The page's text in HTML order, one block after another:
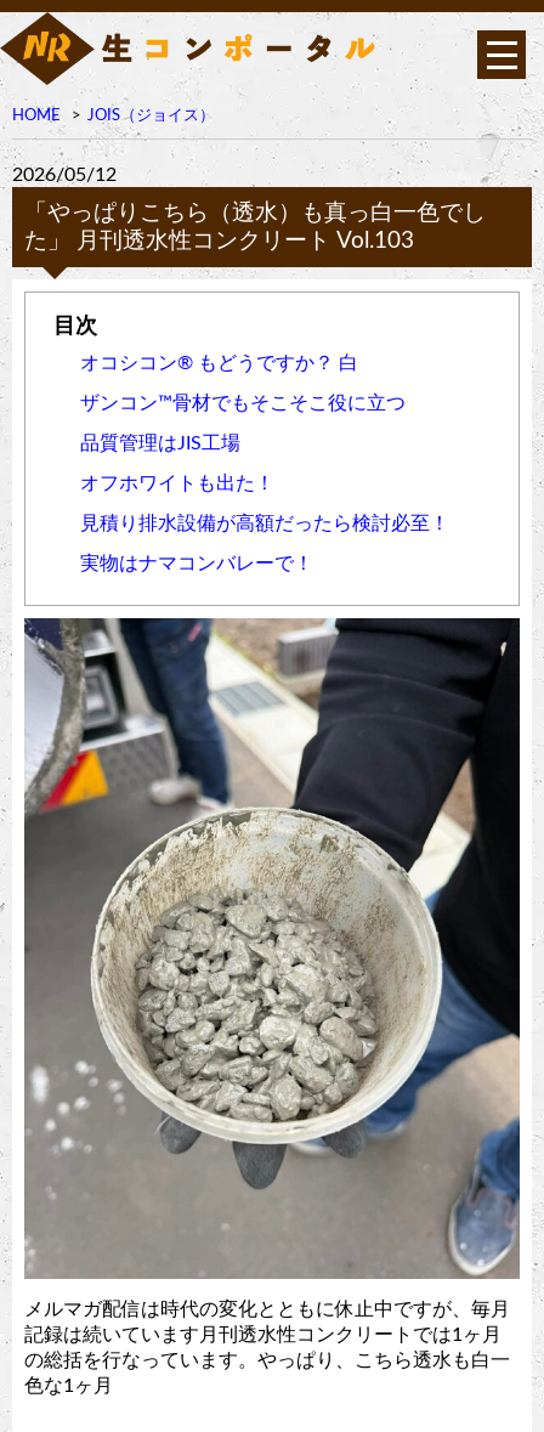
HOME JOIS（ジョイス）
2026/05/12
「やっぱりこちら（透水）も真っ白一色でし
た」 月刊透水性コンクリート Vol.103
オコシコン®︎ もどうですか？ 白
ザンコン™︎骨材でもそこそこ役に立つ
品質管理はJIS工場
オフホワイトも出た！
見積り排水設備が高額だったら検討必至！
実物はナマコンバレーで！
メルマガ配信は時代の変化とともに休止中ですが、毎月
記録は続いています月刊透水性コンクリートでは1ヶ月
の総括を行なっています。やっぱり、こちら透水も白一
色な1ヶ月